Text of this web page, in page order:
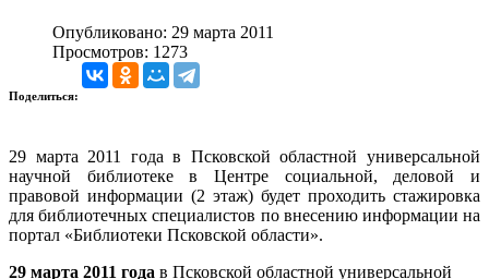
Опубликовано: 29 марта 2011
Просмотров: 1273
Поделиться:
29 марта 2011 года в Псковской областной универсальной
научной библиотеке в Центре социальной, деловой и
правовой информации (2 этаж) будет проходить стажировка
для библиотечных специалистов по внесению информации на
портал «Библиотеки Псковской области».
29 марта 2011 года в Псковской областной универсальной